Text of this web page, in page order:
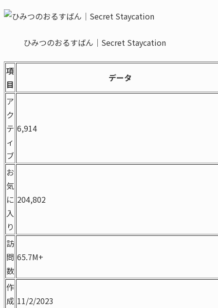
ひみつのおるすばん｜Secret Staycation
項
目
データ
ア
ク
テ
ィ
ブ
6,914
お
気
に
入
り
204,802
訪
問
数
65.7M+
作
成 11/2/2023